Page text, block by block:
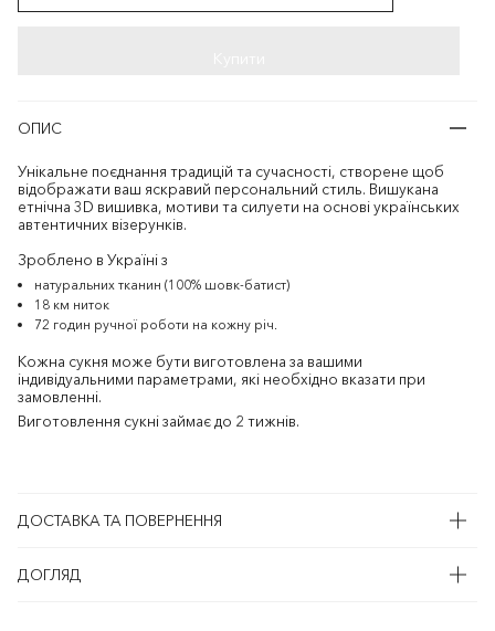
ОПИС
Унікальне поєднання традицій та сучасності, створене щоб
відображати ваш яскравий персональний стиль. Вишукана
етнічна 3D вишивка, мотиви та силуети на основі українських
автентичних візерунків.
Зроблено в Україні з
натуральних тканин (100% шовк-батист)
18 км ниток
72 годин ручної роботи на кожну річ.
Кожна сукня може бути виготовлена за вашими
індивідуальними параметрами, які необхідно вказати при
замовленні.
Виготовлення сукні займає до 2 тижнів.
ДОСТАВКА ТА ПОВЕРНЕННЯ
ДОГЛЯД